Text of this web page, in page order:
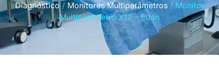
Diagnóstico/ Monitores Multiparâmetros/ Monitor
Multiparâmetro X12 – Edan